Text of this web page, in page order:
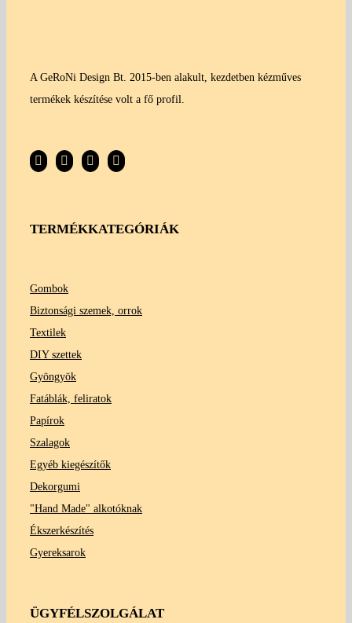
A GeRoNi Design Bt. 2015-ben alakult, kezdetben kézműves
termékek készítése volt a fő profil.
TERMÉKKATEGÓRIÁK
Gombok
Biztonsági szemek, orrok
Textilek
DIY szettek
Gyöngyök
Fatáblák, feliratok
Papírok
Szalagok
Egyéb kiegészítők
Dekorgumi
"Hand Made" alkotóknak
Ékszerkészítés
Gyereksarok
ÜGYFÉLSZOLGÁLAT